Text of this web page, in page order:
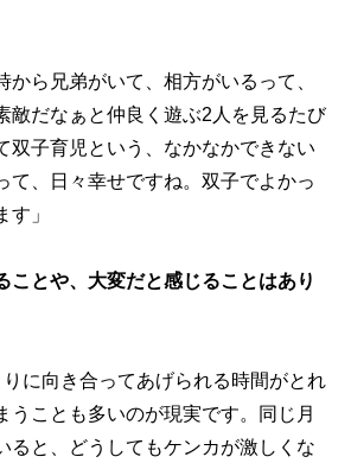
から兄弟がいて、相方がいるって、
敵だなぁと仲良く遊ぶ2人を見るたび
双子育児という、なかなかできない
て、日々幸せですね。双子でよかっ
す」
とや、大変だと感じることはあり
りに向き合ってあげられる時間がとれ
うことも多いのが現実です。同じ月
ると、どうしてもケンカが激しくな